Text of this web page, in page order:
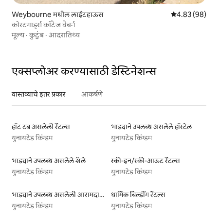
Weybourne मधील लाईटहाऊस 5 पैकी 4.83
4.83 (98)
कोस्टगार्ड्स कॉटेज वेबर्न
मूल्य·कुटुंब· आदरातिथ्य
एक्सप्लोअर करण्यासाठी डेस्टिनेशन्स
वास्तव्याचे इतर प्रकार आकर्षणे
हॉट टब असलेली रेंटल्स
युनायटेड किंग्डम
भाड्याने उपलब्ध असलेले हॉस्टेल
युनायटेड किंग्डम
भाड्याने उपलब्ध असलेले शॅले
युनायटेड किंग्डम
स्की-इन/स्की-आऊट रेंटल्स
युनायटेड किंग्डम
भाड्याने उपलब्ध असलेली आरामदायी लिस्टिंग्ज
युनायटेड किंग्डम
धार्मिक बिल्डींग रेंटल्स
युनायटेड किंग्डम